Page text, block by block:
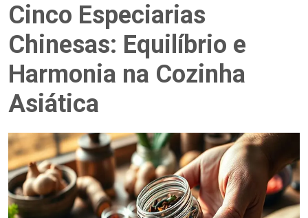
Cinco Especiarias
Chinesas: Equilíbrio e
Harmonia na Cozinha
Asiática